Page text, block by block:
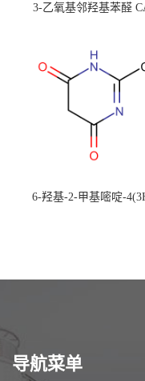
3-乙氧基邻羟基苯醛
校可先用后付
6-羟基-2-甲基嘧啶-
导航菜单